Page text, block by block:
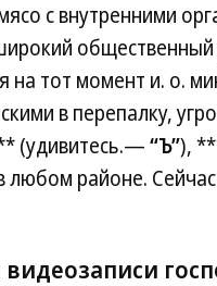
с внутренними
на тот момент и. о.
в перепалку,
(удивитесь.—“Ъ”),
любом районе.